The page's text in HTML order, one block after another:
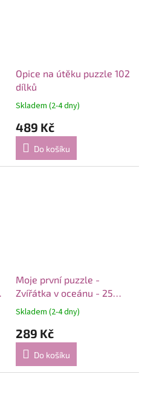
Opice na útěku puzzle 102
dílků
Skladem (2-4 dny)
489 Kč
Do košíku
Moje první puzzle -
Zvířátka v oceánu - 25
dílků
Skladem (2-4 dny)
289 Kč
Do košíku